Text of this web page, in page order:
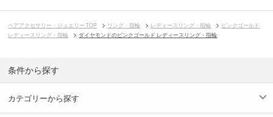
ペアアクセサリー・ジュエリー TOP リング・指輪 レディースリング・指輪
ピンクゴールド
レディースリング・指輪
ダイヤモンドのピンクゴールド レディースリング・指輪
条件から探す
カテゴリーから探す